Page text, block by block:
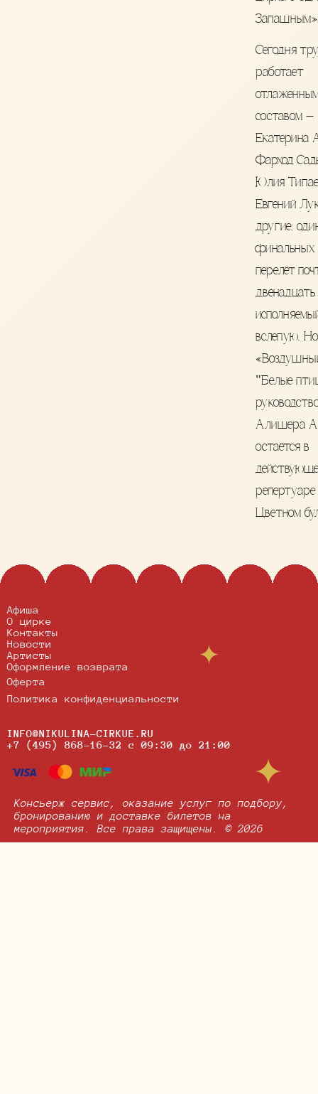
Сегодня
работает
составом —
Екатерина
Фарход
Юлия
Евгений
другие;
финальных
перелёт
вслепую.
"Белые
Алишера
остаётся в
Цветном
Афиша
О цирке
Контакты
Новости
Артисты
Оформление возврата
INFO@NIKULINA-CIRKUE.RU
+7 (495) 868-16-32
c 09:30 до 21:00
Оферта
Политика конфиденциальности
Консьерж сервис, оказание услуг по подбору,
бронированию и доставке билетов на
мероприятия. Все права защищены. © 2026